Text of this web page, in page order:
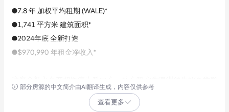
●7.8 年 加权平均租期 (WALE)*
●1,741 平方米 建筑面积*
●2024年底 全新打造
●$970,990 年租金净收入*
像诊断机构 PRP Diagnostic Imaging，并签有 10 年全新净租约。
此外还有多家优质医疗机构入驻，包括 Blacktown Dermatology、
部分房源的中文简介由AI翻译生成，内容仅供参考
查看更多